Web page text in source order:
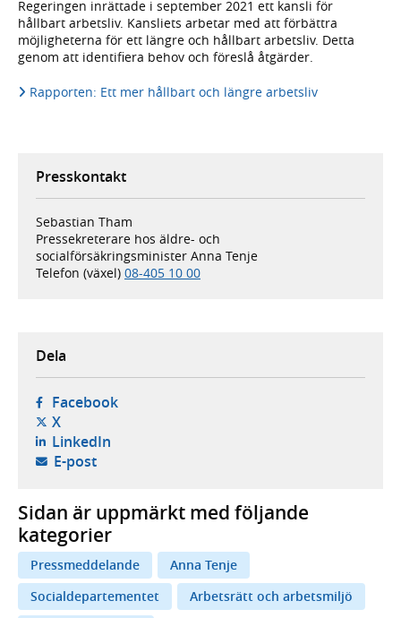
Regeringen inrättade i september 2021 ett kansli för
hållbart arbetsliv. Kansliets arbetar med att förbättra
möjligheterna för ett längre och hållbart arbetsliv. Detta
genom att identifiera behov och föreslå åtgärder.
Rapporten: Ett mer hållbart och längre arbetsliv
Presskontakt
Sebastian Tham
Pressekreterare hos äldre- och
socialförsäkringsminister Anna Tenje
Telefon (växel) 08-405 10 00
Dela
Facebook- öppnas i ny flik, extern webbplats,
X- öppnas i ny flik, extern webbplats,
LinkedIn- öppnas i ny flik, extern webbplats,
E-post- öppnar din e-postklient,
Sidan är uppmärkt med följande
kategorier
Pressmeddelande
Anna Tenje
Socialdepartementet
Arbetsrätt och arbetsmiljö